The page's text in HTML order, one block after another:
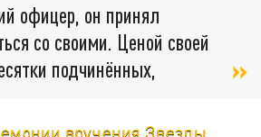
офицер, он принял
со своими. Ценой своей
подчинённых,
вручения Звезды